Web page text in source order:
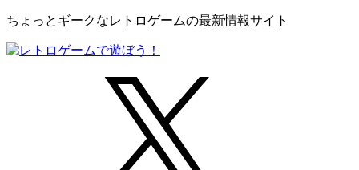
ちょっとギークなレトロゲームの最新情報サイト